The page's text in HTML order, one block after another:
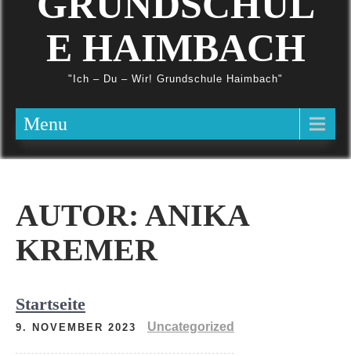
E HAIMBACH
"Ich – Du – Wir! Grundschule Haimbach"
Menu
AUTOR: ANIKA
KREMER
Startseite
9. NOVEMBER 2023 Uncategorized